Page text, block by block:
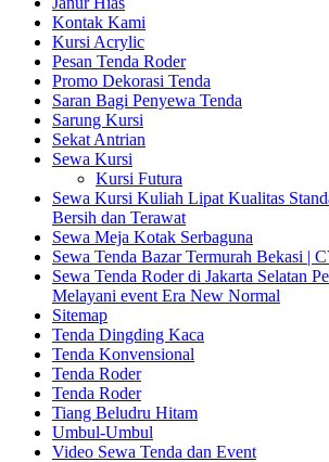
Kontak Kami
Kursi Acrylic
Pesan Tenda Roder
Promo Dekorasi Tenda
Saran Bagi Penyewa Tenda
Sarung Kursi
Sekat Antrian
Sewa Kursi
Kursi Futura
Sewa Kursi Kuliah Lipat Kualitas
Bersih dan Terawat
Sewa Meja Kotak Serbaguna
Sewa Tenda Bazar Termurah Bekasi |
Sewa Tenda Roder di Jakarta Selatan
Melayani event Era New Normal
Sitemap
Tenda Dingding Kaca
Tenda Konvensional
Tenda Roder
Tenda Roder
Tiang Beludru Hitam
Umbul-Umbul
Video Sewa Tenda dan Event